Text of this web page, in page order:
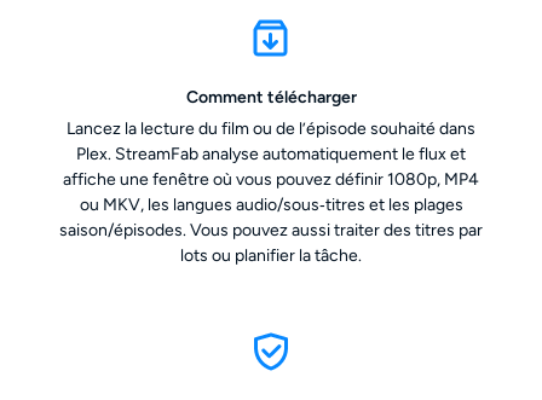
Comment télécharger
Lancez la lecture du film ou de l’épisode souhaité dans
Plex. StreamFab analyse automatiquement le flux et
affiche une fenêtre où vous pouvez définir 1080p, MP4
ou MKV, les langues audio/sous‑titres et les plages
saison/épisodes. Vous pouvez aussi traiter des titres par
lots ou planifier la tâche.